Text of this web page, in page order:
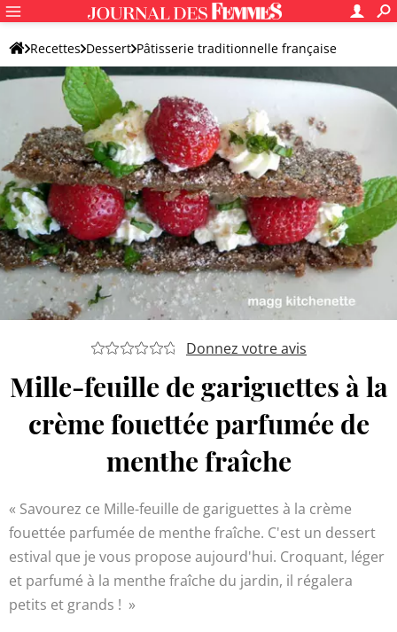
Recettes Dessert Pâtisserie traditionnelle française
Millefeuille
Donnez votre avis
Mille-feuille de gariguettes à la
crème fouettée parfumée de
menthe fraîche
Savourez ce Mille-feuille de gariguettes à la crème
fouettée parfumée de menthe fraîche. C'est un dessert
estival que je vous propose aujourd'hui. Croquant, léger
et parfumé à la menthe fraîche du jardin, il régalera
petits et grands !